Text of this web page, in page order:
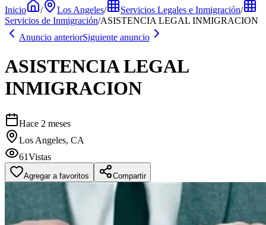
Inicio / Los Angeles/ Servicios Legales e Inmigración/
Servicios de Inmigración/ASISTENCIA LEGAL INMIGRACION
Anuncio anteriorSiguiente anuncio
ASISTENCIA LEGAL
INMIGRACION
Hace 2 meses
Los Angeles, CA
61Vistas
Agregar a favoritos Compartir